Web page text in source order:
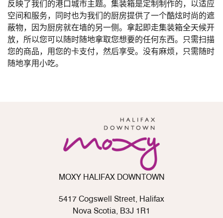
反映了我们的港口城市主题。集装箱是定制制作的，以适应
空间和服务，同时也为我们的厨房提供了一个酷炫时尚的遮
蔽物，因为厨房就在墙的另一侧。拿起即走集装箱全天候开
放，所以您可以随时随地拿取您想要的任何东西。只需扫描
您的商品，用您的卡支付，然后享受。没有麻烦，只需随时
随地享用小吃。
MOXY HALIFAX DOWNTOWN
5417 Cogswell Street, Halifax
Nova Scotia, B3J 1R1